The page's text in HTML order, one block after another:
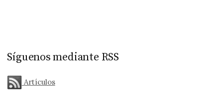
Síguenos mediante RSS
Artículos